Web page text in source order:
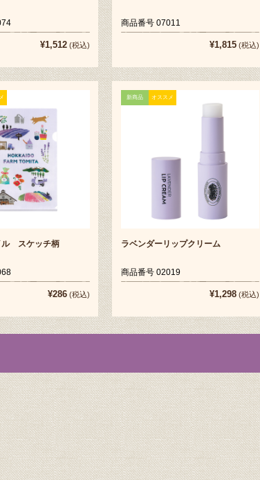
¥1,512 (税込)
商品番号 07011
¥1,815 (税込)
ル スケッチ柄
¥286 (税込)
新商品 オススメ
ラベンダーリップクリーム
商品番号 02019
¥1,298 (税込)